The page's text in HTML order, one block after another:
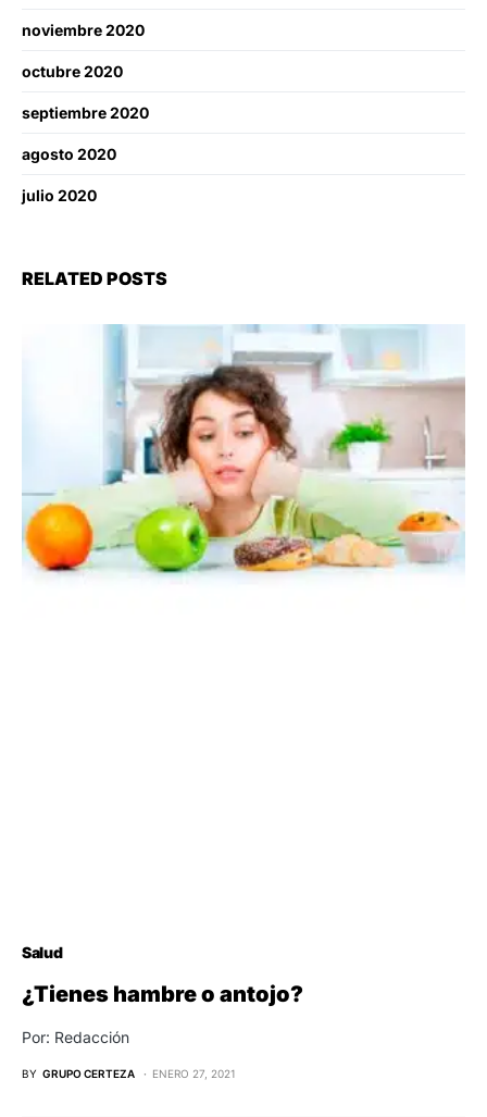
noviembre 2020
octubre 2020
septiembre 2020
agosto 2020
julio 2020
RELATED POSTS
Salud
¿Tienes hambre o antojo?
Por: Redacción
BY GRUPO CERTEZA ENERO 27, 2021